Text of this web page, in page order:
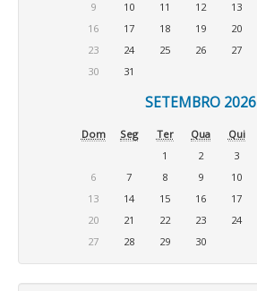
9
10 11 12 13
16
17 18 19 20
23
24 25 26 27
30
31
SETEMBRO 2026
Dom Seg Ter Qua Qui
1
2 3
6
7 8 9 10
13
14 15 16 17
20
21 22 23 24
27
28 29 30